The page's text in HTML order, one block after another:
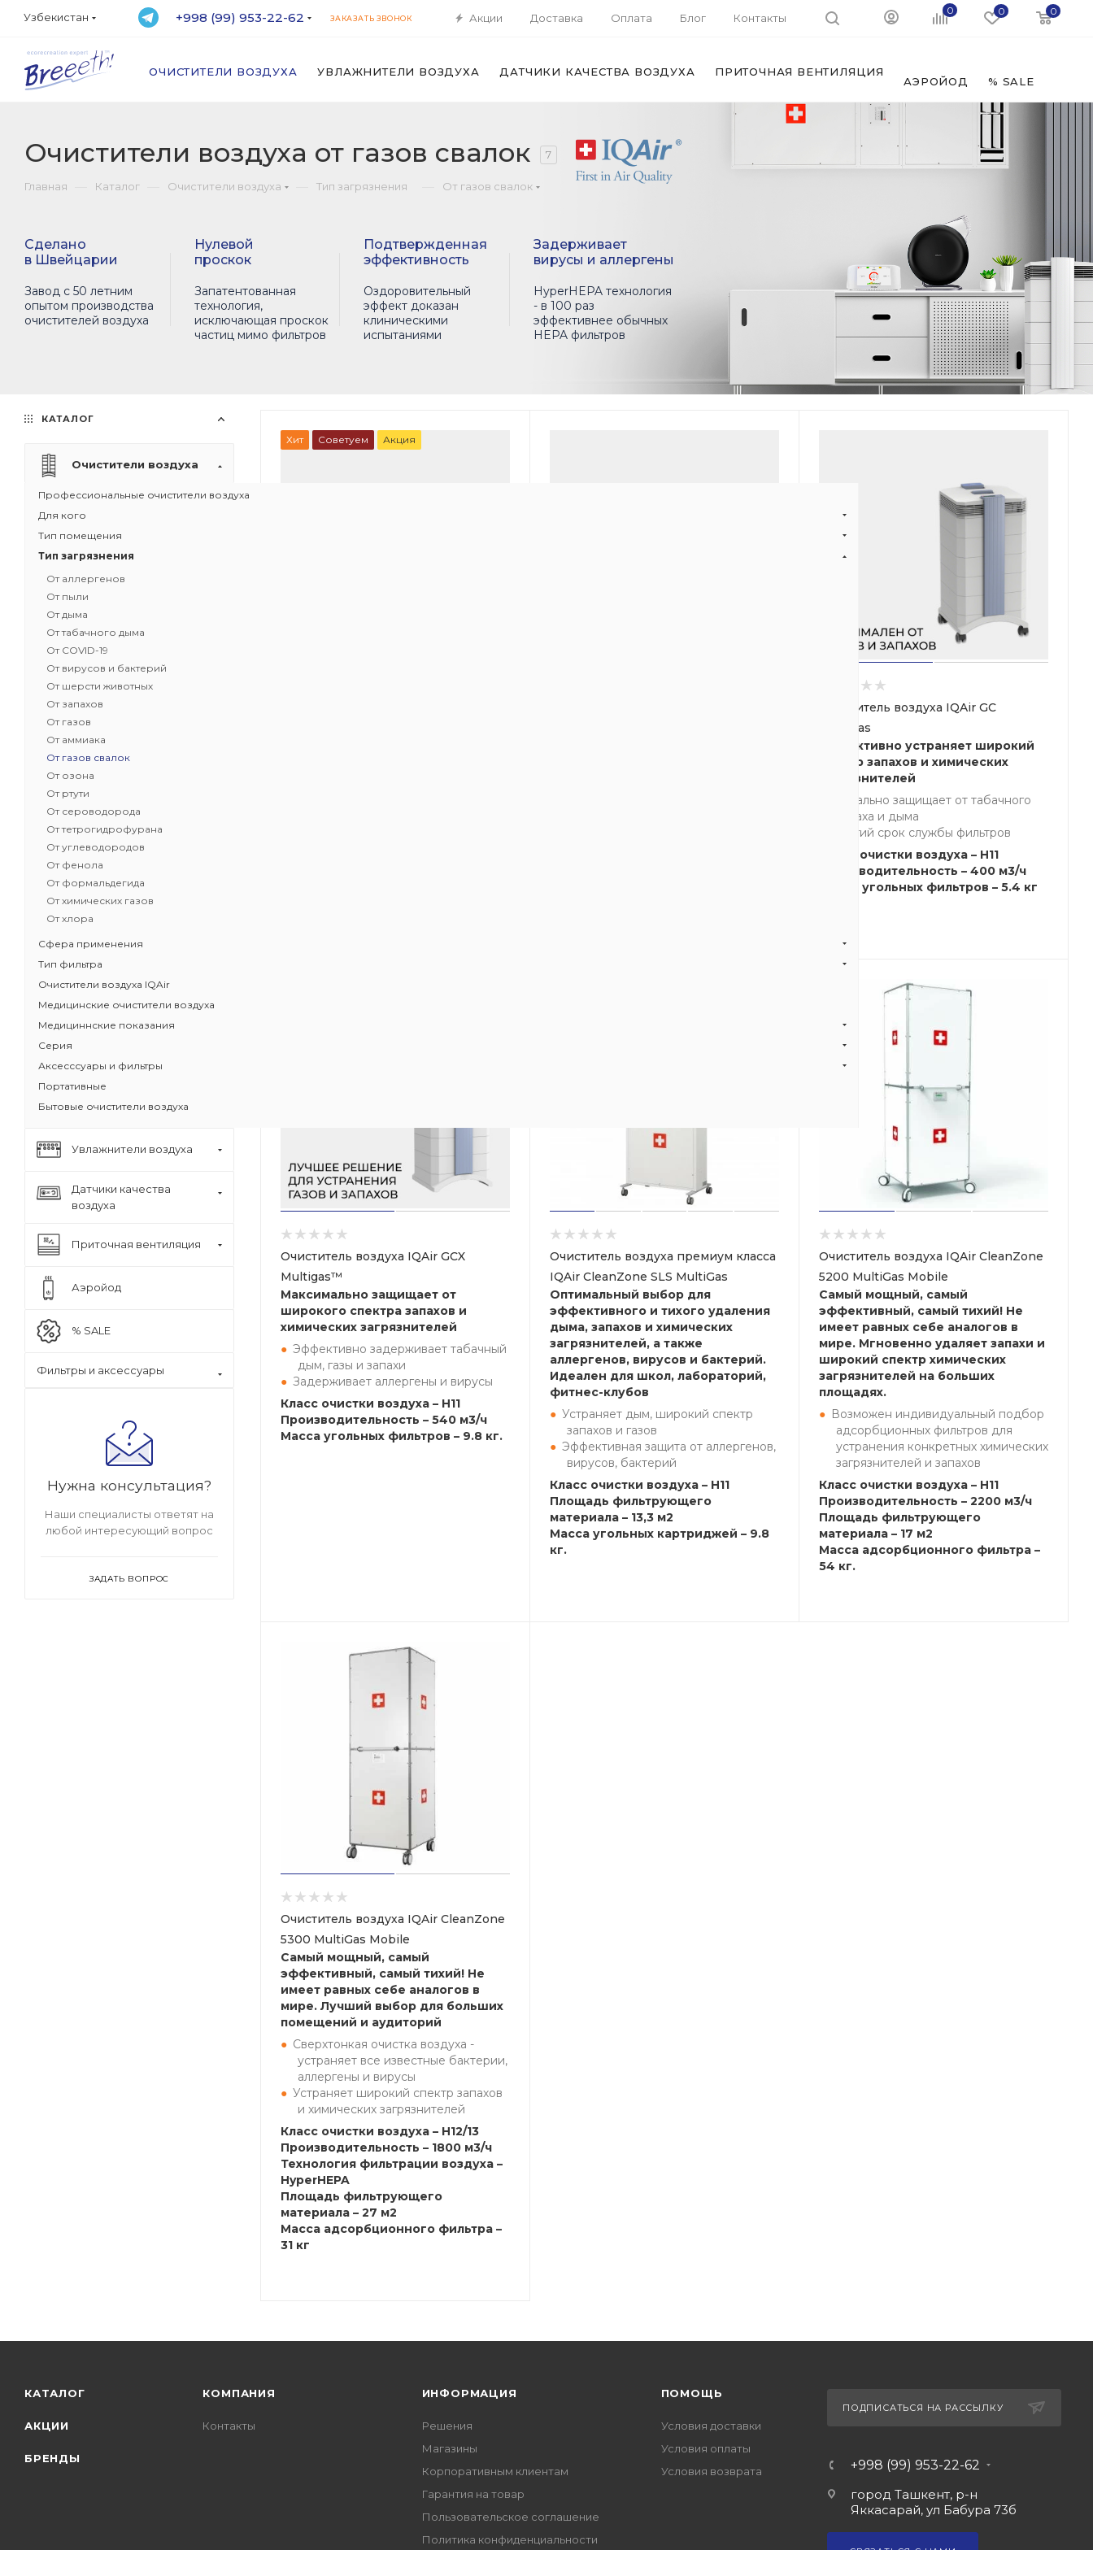
Узбекистан +998 (99) 953-22-62 ЗАКАЗАТЬ ЗВОНОК Акции Доставка Оплата Блог Контакты
0 0 0
ОЧИСТИТЕЛИ ВОЗДУХА УВЛАЖНИТЕЛИ ВОЗДУХА ДАТЧИКИ КАЧЕСТВА ВОЗДУХА ПРИТОЧНАЯ ВЕНТИЛЯЦИЯ
АЭРОЙОД % SALE
Очистители воздуха от газов свалок 7
Главная Каталог Очистители воздуха Тип загрязнения От газов свалок
Сделано
в Швейцарии
Завод с 50 летним
опытом производства
очистителей воздуха
Нулевой
проскок
Запатентованная
технология,
исключающая проскок
частиц мимо фильтров
Подтвержденная
эффективность
Оздоровительный
эффект доказан
клиническими
испытаниями
Задерживает
вирусы и аллергены
HyperHEPA технология
- в 100 раз
эффективнее обычных
HEPA фильтров
Хит Советуем Акция
Очиститель воздуха IQAir GC
MultiGas
Эффективно устраняет широкий
спектр запахов и химических
загрязнителей
Идеально защищает от табачного
запаха и дыма
Долгий срок службы фильтров
Класс очистки воздуха – H11
Производительность – 400 м3/ч
Масса угольных фильтров – 5.4 кг
Очиститель воздуха IQAir GCX
Multigas™
Максимально защищает от
широкого спектра запахов и
химических загрязнителей
Эффективно задерживает табачный
дым, газы и запахи
Задерживает аллергены и вирусы
Класс очистки воздуха – H11
Производительность – 540 м3/ч
Масса угольных фильтров – 9.8 кг.
Очиститель воздуха премиум класса
IQAir CleanZone SLS MultiGas
Оптимальный выбор для
эффективного и тихого удаления
дыма, запахов и химических
загрязнителей, а также
аллергенов, вирусов и бактерий.
Идеален для школ, лабораторий,
фитнес-клубов
Устраняет дым, широкий спектр
запахов и газов
Эффективная защита от аллергенов,
вирусов, бактерий
Класс очистки воздуха – H11
Площадь фильтрующего
материала – 13,3 м2
Масса угольных картриджей – 9.8
кг.
Очиститель воздуха IQAir CleanZone
5200 MultiGas Mobile
Самый мощный, самый
эффективный, самый тихий! Не
имеет равных себе аналогов в
мире. Мгновенно удаляет запахи и
широкий спектр химических
загрязнителей на больших
площадях.
Возможен индивидуальный подбор
адсорбционных фильтров для
устранения конкретных химических
загрязнителей и запахов
Класс очистки воздуха – H11
Производительность – 2200 м3/ч
Площадь фильтрующего
материала – 17 м2
Масса адсорбционного фильтра –
54 кг.
Очиститель воздуха IQAir CleanZone
5300 MultiGas Mobile
Самый мощный, самый
эффективный, самый тихий! Не
имеет равных себе аналогов в
мире. Лучший выбор для больших
помещений и аудиторий
Сверхтонкая очистка воздуха -
устраняет все известные бактерии,
аллергены и вирусы
Устраняет широкий спектр запахов
и химических загрязнителей
Класс очистки воздуха – H12/13
Производительность – 1800 м3/ч
Технология фильтрации воздуха –
HyperHEPA
Площадь фильтрующего
материала – 27 м2
Масса адсорбционного фильтра –
31 кг
КАТАЛОГ
Очистители воздуха
Профессиональные очистители воздуха
Для кого
Тип помещения
Тип загрязнения
От аллергенов
От пыли
От дыма
От табачного дыма
От COVID-19
От вирусов и бактерий
От шерсти животных
От запахов
От газов
От аммиака
От газов свалок
От озона
От ртути
От сероводорода
От тетрогидрофурана
От углеводородов
От фенола
От формальдегида
От химических газов
От хлора
Сфера применения
Тип фильтра
Очистители воздуха IQAir
Медицинские очистители воздуха
Медициннские показания
Серия
Аксесссуары и фильтры
Портативные
Бытовые очистители воздуха
Увлажнители воздуха
Датчики качества
воздуха
Приточная вентиляция
Аэройод
% SALE
Фильтры и аксессуары
Нужна консультация?
Наши специалисты ответят на
любой интересующий вопрос
ЗАДАТЬ ВОПРОС
КАТАЛОГ
АКЦИИ
БРЕНДЫ
КОМПАНИЯ
Контакты
ИНФОРМАЦИЯ
Решения
Магазины
Корпоративным клиентам
Гарантия на товар
Пользовательское соглашение
Политика конфиденциальности
ПОМОЩЬ
Условия доставки
Условия оплаты
Условия возврата
ПОДПИСАТЬСЯ НА РАССЫЛКУ
+998 (99) 953-22-62
город Ташкент, р-н
Яккасарай, ул Бабура 73б